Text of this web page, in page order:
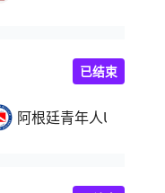
阿根廷青年人U20
已结束